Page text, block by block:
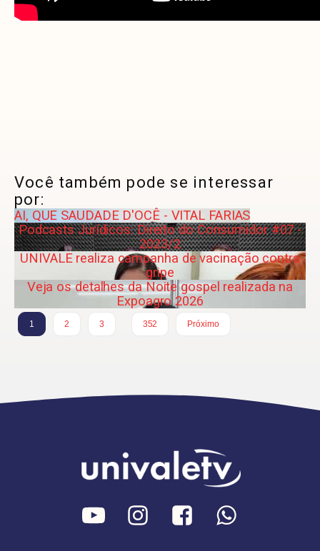
Você também pode se interessar
por:
AI, QUE SAUDADE D'OCÊ - VITAL FARIAS
Podcasts Jurídicos: Direito do Consumidor #07 -
2023/2
UNIVALE realiza campanha de vacinação contra
gripe
Veja os detalhes da Noite gospel realizada na
Expoagro 2026
1 2 3
352
Próximo